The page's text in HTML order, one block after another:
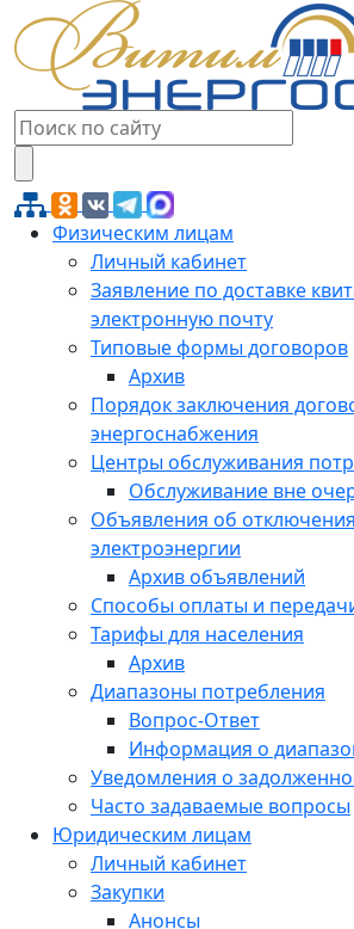
Физическим лицам
Личный кабинет
Заявление по доставке
электронную почту
Типовые формы договоров
Архив
Порядок заключения
энергоснабжения
Центры обслуживания
Обслуживание вне
Объявления об
электроэнергии
Архив объявлений
Способы оплаты и
Тарифы для населения
Архив
Диапазоны потребления
Вопрос-Ответ
Информация о
Уведомления о
Часто задаваемые вопросы
Юридическим лицам
Личный кабинет
Закупки
Анонсы